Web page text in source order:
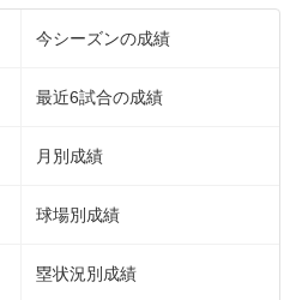
今シーズンの成績
最近6試合の成績
月別成績
球場別成績
塁状況別成績